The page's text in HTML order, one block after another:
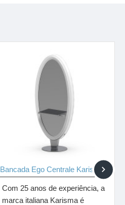
Bancada Ego Centrale Karisma
Com 25 anos de experiência, a
marca italiana Karisma é